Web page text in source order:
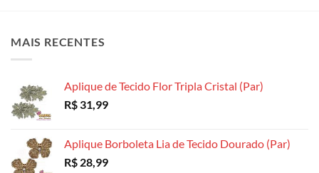
podem
na
página
página
na
MAIS RECENTES
Aplique de Tecido Flor Tripla Cristal (Par)
R$ 31,99
Aplique Borboleta Lia de Tecido Dourado (Par)
R$ 28,99